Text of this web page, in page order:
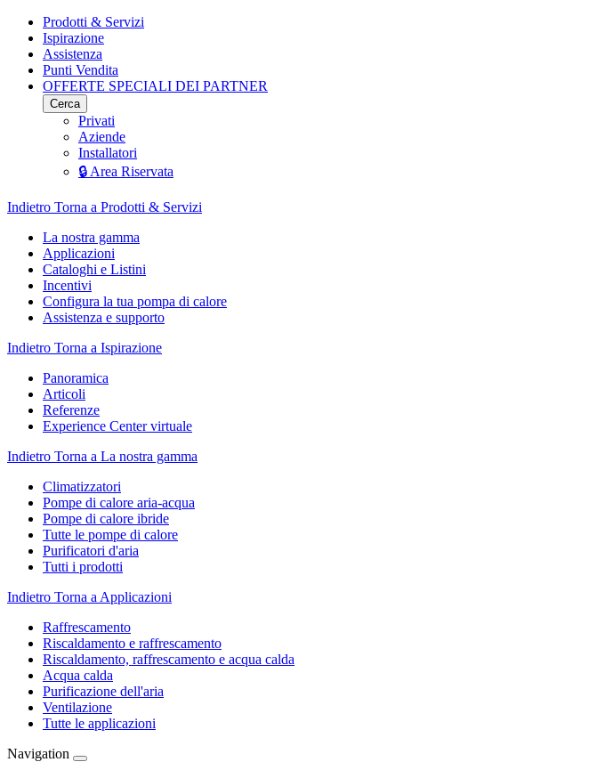
Prodotti & Servizi
Ispirazione
Assistenza
Punti Vendita
OFFERTE SPECIALI DEI PARTNER
Cerca
Privati
Aziende
Installatori
🔒 Area Riservata
Indietro Torna a Prodotti & Servizi
La nostra gamma
Applicazioni
Cataloghi e Listini
Incentivi
Configura la tua pompa di calore
Assistenza e supporto
Indietro Torna a Ispirazione
Panoramica
Articoli
Referenze
Experience Center virtuale
Indietro Torna a La nostra gamma
Climatizzatori
Pompe di calore aria-acqua
Pompe di calore ibride
Tutte le pompe di calore
Purificatori d'aria
Tutti i prodotti
Indietro Torna a Applicazioni
Raffrescamento
Riscaldamento e raffrescamento
Riscaldamento, raffrescamento e acqua calda
Acqua calda
Purificazione dell'aria
Ventilazione
Tutte le applicazioni
Navigation